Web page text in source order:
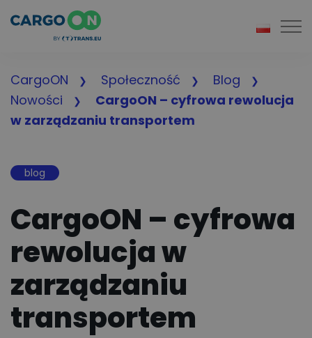
CargoON Społeczność
Blog
Nowości
CargoON – cyfrowa rewolucja
w zarządzaniu transportem
blog
CargoON – cyfrowa
rewolucja w
zarządzaniu
transportem